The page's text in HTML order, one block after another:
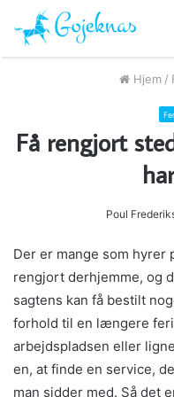
Hjem /
Få rengjort
Poul
Der er mange som
rengjort derhjemme, og
sagtens kan få bestilt
forhold til en længere
arbejdspladsen eller
en, at finde en service,
man sidder med. Så det